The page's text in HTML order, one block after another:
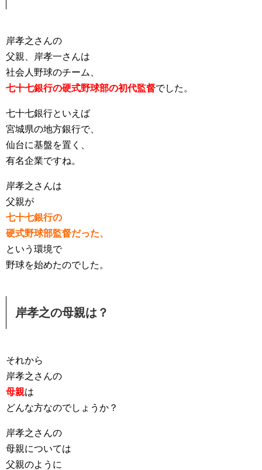
岸孝之さんの
父親、岸孝一さんは
社会人野球のチーム、
七十七銀行の硬式野球部の初代監督でした。
七十七銀行といえば
宮城県の地方銀行で、
仙台に基盤を置く、
有名企業ですね。
岸孝之さんは
父親が
七十七銀行の
硬式野球部監督だった、
という環境で
野球を始めたのでした。
岸孝之の母親は？
それから
岸孝之さんの
母親は
どんな方なのでしょうか？
岸孝之さんの
母親については
父親のように